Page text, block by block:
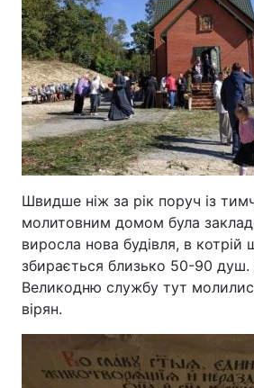
Швидше ніж за рік поруч із
молитовним домом була
виросла нова будівля, в котрій
збирається близько 50-90
Великодню службу тут
вірян.